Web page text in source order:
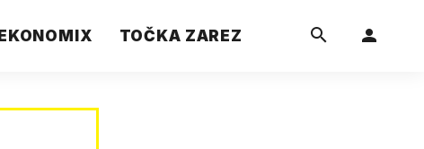
EKONOMIX TOČKA ZAREZ